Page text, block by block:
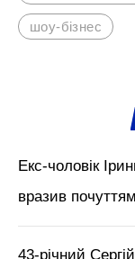
шоу-бізнес
Екс-чоловік
вразив
43-річний